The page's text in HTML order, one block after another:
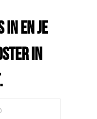
in en je
in